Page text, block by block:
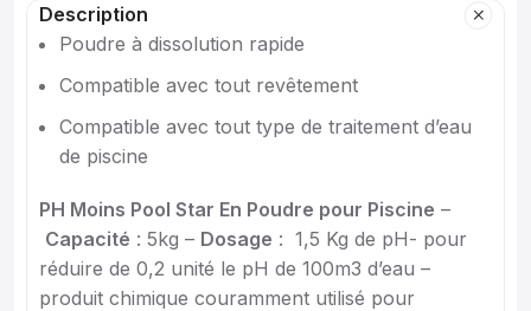
Description
Poudre à dissolution rapide
Compatible avec tout revêtement
Compatible avec tout type de traitement d’eau
de piscine
PH Moins Pool Star En Poudre pour Piscine –
Capacité : 5kg – Dosage : 1,5 Kg de pH- pour
réduire de 0,2 unité le pH de 100m3 d’eau –
produit chimique couramment utilisé pour